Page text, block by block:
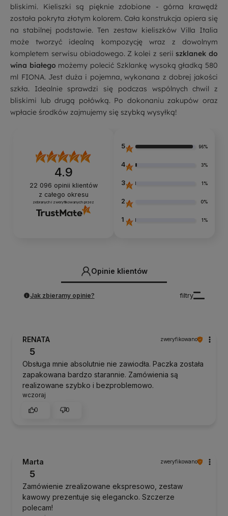
bliskimi. Kieliszki są pięknie zdobione - górna krawędź
została pokryta złotym kolorem. Cała konstrukcja opiera się
na stabilnej podstawie. Ten zestaw kieliszków Villa Italia
może tworzyć idealną kompozycję wraz z dowolnym
kompletem serwisu obiadowego. Z kolei z serii szklanek do
wina białego możemy polecić Szklankę wysoką gładką 580
ml FIONA. Jest duża i pojemna, wykonana z dobrej jakości
szkła. Idealnie sprawdzi się podczas wspólnych chwil z
bliskimi lub drugą połówką. Po dokonaniu zakupów oraz
wpłacie środków zajmujemy się szybką wysyłką!
4.9
22 096 opinii klientów
z całego okresu
zebranych i zweryfikowanych przez
5 96%
4 3%
3 1%
2 0%
1 1%
Opinie klientów
filtry
Jak zbieramy opinie?
RENATA zweryfikowano
5
Obsługa mnie absolutnie nie zawiodła. Paczka została
zapakowana bardzo starannie. Zamówienia są
realizowane szybko i bezproblemowo.
wczoraj
0
0
Marta zweryfikowano
5
Zamówienie zrealizowane ekspresowo, zestaw
kawowy prezentuje się elegancko. Szczerze
polecam!